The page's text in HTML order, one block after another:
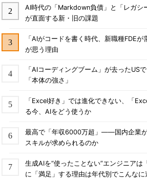
AI時代の「Markdown負債」と「レガシ
が直面する新・旧の課題
「AIがコードを書く時代、新職種FDE
が思う理由
「AIコーディングブーム」が去ったUS
「本体の強さ」
「Excel好き」では進化できない、「
る今、AIをどう使うか
最高で「年収6000万超」――国内企業
スキルが求められるのか
生成AIを“使ったことない”エンジニア
に「満足」する理由は年代別でこんなに